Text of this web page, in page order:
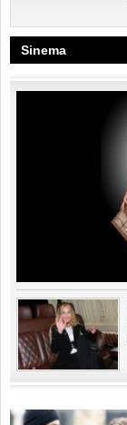
Sinema